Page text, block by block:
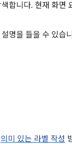
합니다. 현재 화면
명을 들을 수 있습
의미 있는 라벨 작성